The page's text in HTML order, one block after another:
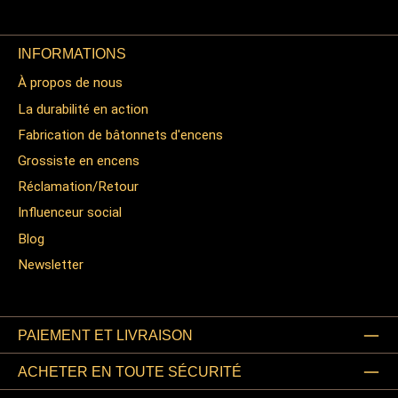
INFORMATIONS
À propos de nous
La durabilité en action
Fabrication de bâtonnets d'encens
Grossiste en encens
Réclamation/Retour
Influenceur social
Blog
Newsletter
PAIEMENT ET LIVRAISON
ACHETER EN TOUTE SÉCURITÉ